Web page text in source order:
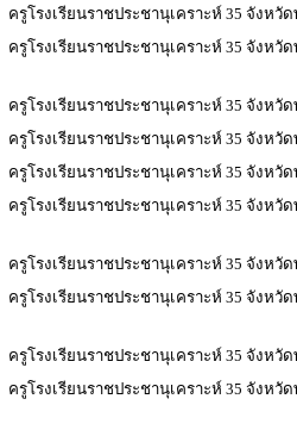
ครูโรงเรียนราชประชานุเคราะห์ 35 จังหวัด
ครูโรงเรียนราชประชานุเคราะห์ 35 จังหวัด
ครูโรงเรียนราชประชานุเคราะห์ 35 จังหวัด
ครูโรงเรียนราชประชานุเคราะห์ 35 จังหวัด
ครูโรงเรียนราชประชานุเคราะห์ 35 จังหวัด
ครูโรงเรียนราชประชานุเคราะห์ 35 จังหวัด
ครูโรงเรียนราชประชานุเคราะห์ 35 จังหวัด
ครูโรงเรียนราชประชานุเคราะห์ 35 จังหวัด
ครูโรงเรียนราชประชานุเคราะห์ 35 จังหวัด
ครูโรงเรียนราชประชานุเคราะห์ 35 จังหวัด